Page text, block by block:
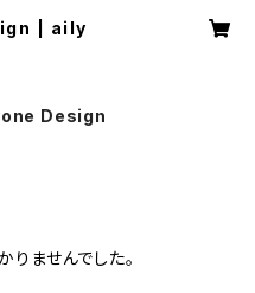
| aily
Design
ませんでした。